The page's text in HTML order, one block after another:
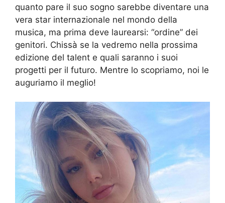
quanto pare il suo sogno sarebbe diventare una
vera star internazionale nel mondo della
musica, ma prima deve laurearsi: “ordine” dei
genitori. Chissà se la vedremo nella prossima
edizione del talent e quali saranno i suoi
progetti per il futuro. Mentre lo scopriamo, noi le
auguriamo il meglio!